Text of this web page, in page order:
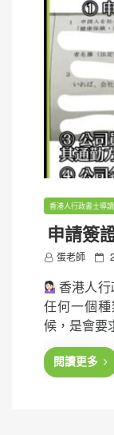
香港人行政書士導讀
申請簽
蛋老師
P
s
t
e
d
香港人
任何一個
候，是會
閱讀更多